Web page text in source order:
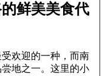
鲜美美食代
欢迎的一种，而南
地之一。这里的小